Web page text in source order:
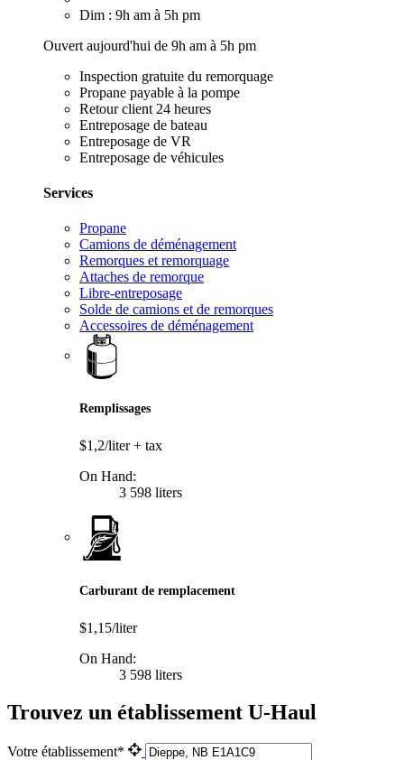
Dim : 9h am à 5h pm
Ouvert aujourd'hui de 9h am à 5h pm
Inspection gratuite du remorquage
Propane payable à la pompe
Retour client 24 heures
Entreposage de bateau
Entreposage de VR
Entreposage de véhicules
Services
Propane
Camions de déménagement
Remorques et remorquage
Attaches de remorque
Libre-entreposage
Solde de camions et de remorques
Accessoires de déménagement
Remplissages
$1,2/liter+ tax
On Hand:
3 598 liters
Carburant de remplacement
$1,15/liter
On Hand:
3 598 liters
Trouvez un établissement U-Haul
Votre établissement*